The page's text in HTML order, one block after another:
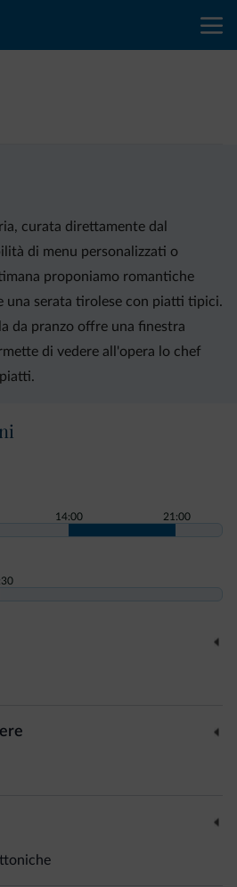
curata direttamente dal
di menu personalizzati o
proponiamo romantiche
una serata tirolese con piatti tipici.
da pranzo offre una finestra
di vedere all'opera lo chef
14:00 21:00